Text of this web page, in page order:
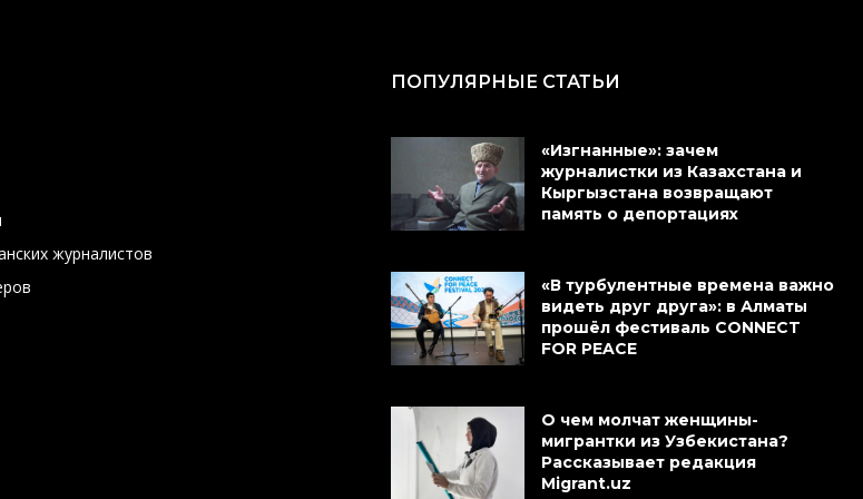
журналистов
ПОПУЛЯРНЫЕ СТАТЬИ
«Изгнанные»: зачем
журналистки из Казахстана и
Кыргызстана возвращают
память о депортациях
«В турбулентные времена важно
видеть друг друга»: в Алматы
прошёл фестиваль CONNECT
FOR PEACE
О чем молчат женщины-
мигрантки из Узбекистана?
Рассказывает редакция
Migrant.uz